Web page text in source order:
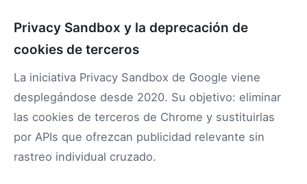
Privacy Sandbox y la deprecación de
cookies de terceros
La iniciativa Privacy Sandbox de Google viene
desplegándose desde 2020. Su objetivo: eliminar
las cookies de terceros de Chrome y sustituirlas
por APIs que ofrezcan publicidad relevante sin
rastreo individual cruzado.